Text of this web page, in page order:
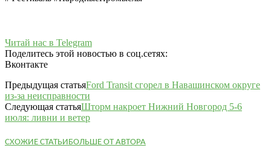
Читай нас в Telegram
Поделитесь этой новостью в соц.сетях:
Вконтакте
Предыдущая статьяFord Transit сгорел в Навашинском округе
из-за неисправности
Следующая статьяШторм накроет Нижний Новгород 5-6
июля: ливни и ветер
СХОЖИЕ СТАТЬИБОЛЬШЕ ОТ АВТОРА